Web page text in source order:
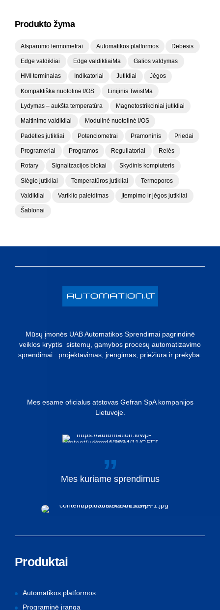
Produkto žyma
Atsparumo termometrai Automatikos platformos Debesis
Edge valdikliai Edge valdikliaiMa Galios valdymas
HMI terminalas Indikatoriai Jutikliai Jėgos
Kompaktiška nuotolinė I/OS Linijinis TwiistMa
Lydymas – aukšta temperatūra Magnetostrikciniai jutikliai
Maitinimo valdikliai Modulinė nuotolinė I/OS
Padėties jutikliai Potenciometrai Pramoninis Priedai
Programeriai Programos Reguliatoriai Relės
Rotary Signalizacijos blokai Skydinis kompiuteris
Slėgio jutikliai Temperatūros jutikliai Termoporos
Valdikliai Variklio paleidimas Įtempimo ir jėgos jutikliai
Šablonai
Mūsų įmonės UAB Automatikos Sprendimai pagrindinė
veiklos kryptis sistemų, gamybos procesų automatizavimo
sprendimai : projektavimas, įrengimas, priežiūra ir prekyba.
Mes esame oficialus atstovas Gefran SpA kompanijos
Lietuvoje.
Mes kuriame sprendimus
Produktai
Automatikos platformos
Programinė įranga